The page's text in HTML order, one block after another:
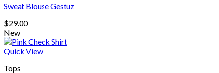
Sweat Blouse Gestuz
$29.00
New
Quick View
Tops